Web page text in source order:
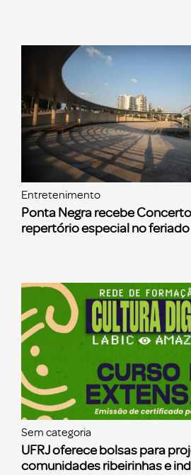
Entretenimento
Ponta Negra recebe
repertório especial no
Sem categoria
UFRJ oferece bolsas para
comunidades ribeirinhas e